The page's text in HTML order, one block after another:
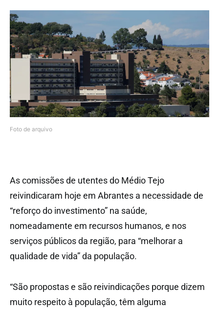
Foto de arquivo
As comissões de utentes do Médio Tejo
reivindicaram hoje em Abrantes a necessidade de
“reforço do investimento” na saúde,
nomeadamente em recursos humanos, e nos
serviços públicos da região, para “melhorar a
qualidade de vida” da população.
“São propostas e são reivindicações porque dizem
muito respeito à população, têm alguma